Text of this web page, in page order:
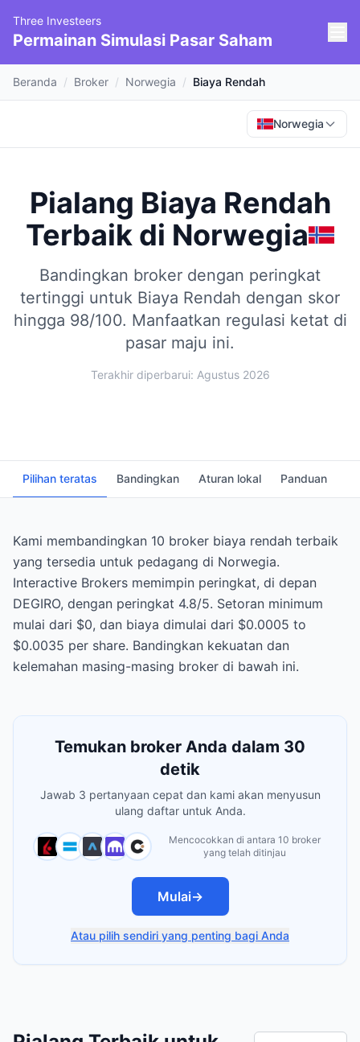
Three Investeers
Permainan Simulasi Pasar Saham
Beranda / Broker / Norwegia / Biaya Rendah
Norwegia
Pialang Biaya Rendah
Terbaik di Norwegia
Bandingkan broker dengan peringkat
tertinggi untuk Biaya Rendah dengan skor
hingga 98/100. Manfaatkan regulasi ketat di
pasar maju ini.
Terakhir diperbarui: Agustus 2026
Pilihan teratas Bandingkan Aturan lokal Panduan
Kami membandingkan 10 broker biaya rendah terbaik
yang tersedia untuk pedagang di Norwegia.
Interactive Brokers memimpin peringkat, di depan
DEGIRO, dengan peringkat 4.8/5. Setoran minimum
mulai dari $0, dan biaya dimulai dari $0.0005 to
$0.0035 per share. Bandingkan kekuatan dan
kelemahan masing-masing broker di bawah ini.
Temukan broker Anda dalam 30
detik
Jawab 3 pertanyaan cepat dan kami akan menyusun
ulang daftar untuk Anda.
Mencocokkan di antara 10 broker
yang telah ditinjau
Mulai→
Atau pilih sendiri yang penting bagi Anda